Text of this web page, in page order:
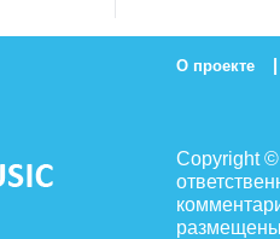
О проекте |
Copyright
размещены